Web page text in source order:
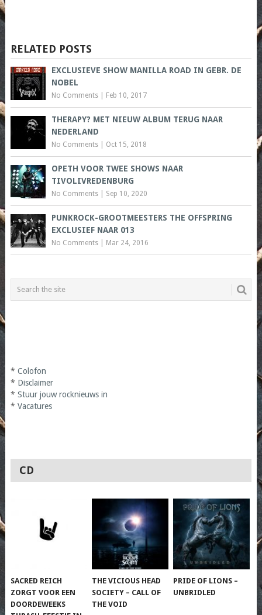
RELATED POSTS
EXCLUSIEVE SHOW MANILLA ROAD IN GEBR. DE
NOBEL
No Comments| Feb 10, 2017
THERAPY? MET NIEUW ALBUM TERUG NAAR
NEDERLAND
No Comments| Oct 15, 2018
OPETH VOOR TWEE SHOWS NAAR
TIVOLIVREDENBURG
No Comments| Sep 10, 2020
PUNKROCK-GROOTMEESTERS THE OFFSPRING
EXCLUSIEF NAAR 013
No Comments| Mar 24, 2016
* Colofon
* Disclaimer
* Stuur jouw rocknieuws in
* Vacatures
CD
SACRED REICH
ZORGT VOOR EEN
DOORDEWEEKS
THE VICIOUS HEAD
SOCIETY – CALL OF
THE VOID
PRIDE OF LIONS –
UNBRIDLED